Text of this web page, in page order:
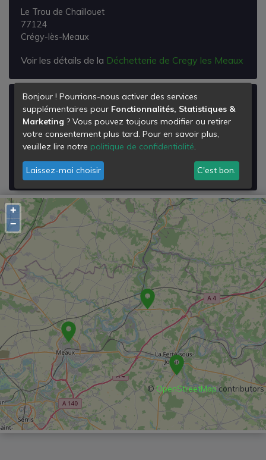
Le Trou de Chaillouet
77124
Crégy-lès-Meaux
Voir les détails de la Déchetterie de Cregy les Meaux
Déchetterie de Jouarre
Rue de la Grange Gruyer
77640
Jouarre
Voir les détails de la Déchetterie de Jouarre
+
−
©OpenStreetMapcontributors
Bonjour ! Pourrions-nous activer des services
supplémentaires pour Fonctionnalités, Statistiques &
Marketing ? Vous pouvez toujours modifier ou retirer
votre consentement plus tard. Pour en savoir plus,
veuillez lire notre politique de confidentialité.
Laissez-moi choisir C'est bon.